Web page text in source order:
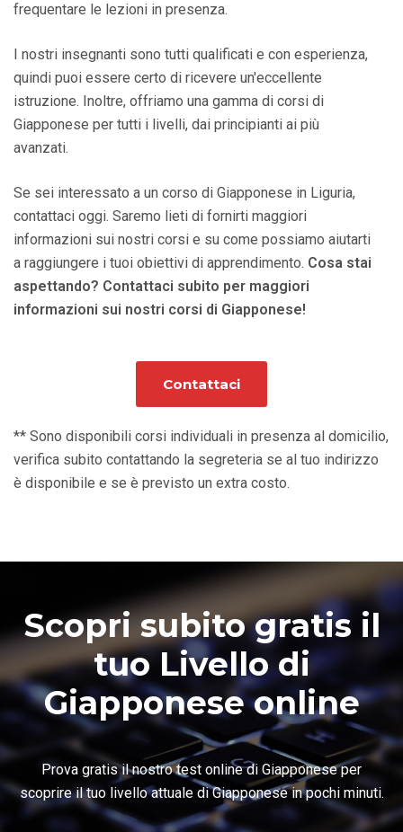
frequentare le lezioni in presenza.
I nostri insegnanti sono tutti qualificati e con esperienza,
quindi puoi essere certo di ricevere un'eccellente
istruzione. Inoltre, offriamo una gamma di corsi di
Giapponese per tutti i livelli, dai principianti ai più
avanzati.
Se sei interessato a un corso di Giapponese in Liguria,
contattaci oggi. Saremo lieti di fornirti maggiori
informazioni sui nostri corsi e su come possiamo aiutarti
a raggiungere i tuoi obiettivi di apprendimento. Cosa stai
aspettando? Contattaci subito per maggiori
informazioni sui nostri corsi di Giapponese!
Contattaci
** Sono disponibili corsi individuali in presenza al domicilio,
verifica subito contattando la segreteria se al tuo indirizzo
è disponibile e se è previsto un extra costo.
Scopri subito gratis il
tuo Livello di
Giapponese online
Prova gratis il nostro test online di Giapponese per
scoprire il tuo livello attuale di Giapponese in pochi minuti.